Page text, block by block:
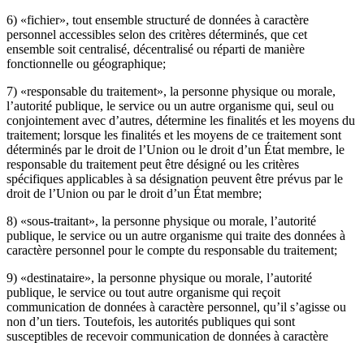
6) «fichier», tout ensemble structuré de données à caractère
personnel accessibles selon des critères déterminés, que cet
ensemble soit centralisé, décentralisé ou réparti de manière
fonctionnelle ou géographique;
7) «responsable du traitement», la personne physique ou morale,
l’autorité publique, le service ou un autre organisme qui, seul ou
conjointement avec d’autres, détermine les finalités et les moyens du
traitement; lorsque les finalités et les moyens de ce traitement sont
déterminés par le droit de l’Union ou le droit d’un État membre, le
responsable du traitement peut être désigné ou les critères
spécifiques applicables à sa désignation peuvent être prévus par le
droit de l’Union ou par le droit d’un État membre;
8) «sous-traitant», la personne physique ou morale, l’autorité
publique, le service ou un autre organisme qui traite des données à
caractère personnel pour le compte du responsable du traitement;
9) «destinataire», la personne physique ou morale, l’autorité
publique, le service ou tout autre organisme qui reçoit
communication de données à caractère personnel, qu’il s’agisse ou
non d’un tiers. Toutefois, les autorités publiques qui sont
susceptibles de recevoir communication de données à caractère